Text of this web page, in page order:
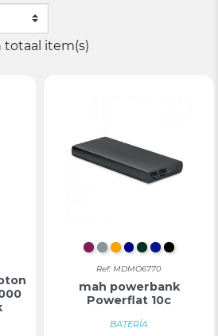
totaal item(s)
BORDEAUX
MAT ZILVER
ORANJEZWART
Ref: MDMO6770
mah powerbank
Powerflat 10c
BATERÍA